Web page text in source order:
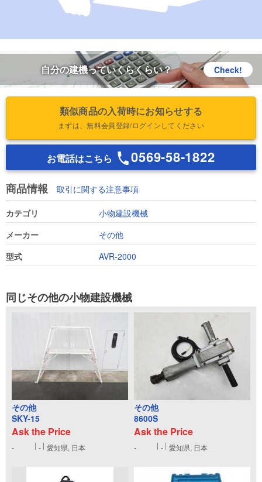
自分の建機っていくらくらい？ Check!
類似商品の入荷時にお知らせする
まずは、無料会員登録/ログインしてください
お電話はこちら 0569-58-1822
商品情報 取引に関する注意事項
カテゴリ
小物建設機械
メーカー
その他
型式
AVR-2000
同じその他の小物建設機械
その他
SKY-15
Ask the Price
- - 愛知県, 日本
その他
8600S
Ask the Price
- - 愛知県, 日本